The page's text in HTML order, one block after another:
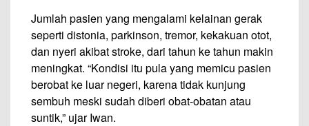
Jumlah pasien yang mengalami kelainan gerak
seperti distonia, parkinson, tremor, kekakuan otot,
dan nyeri akibat stroke, dari tahun ke tahun makin
meningkat. “Kondisi itu pula yang memicu pasien
berobat ke luar negeri, karena tidak kunjung
sembuh meski sudah diberi obat-obatan atau
suntik,” ujar Iwan.